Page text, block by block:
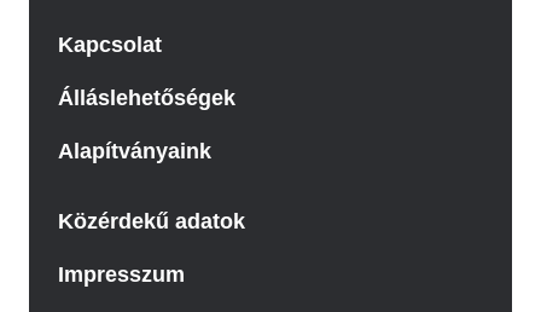
Kapcsolat
Álláslehetőségek
Alapítványaink
Közérdekű adatok
Impresszum